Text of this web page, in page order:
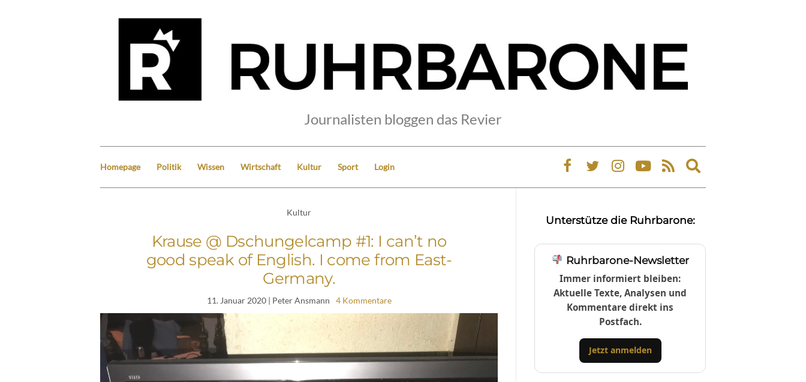
Journalisten bloggen das Revier
Homepage Politik Wissen Wirtschaft Kultur Sport Login
Expand
search
Kultur
Krause @ Dschungelcamp #1: I can’t no
good speak of English. I come from East-
Germany.
11. Januar 2020| Peter Ansmann 4 Kommentare
Unterstütze die Ruhrbarone:
Ruhrbarone-Newsletter
Immer informiert bleiben:
Aktuelle Texte, Analysen und
Kommentare direkt ins
Postfach.
Jetzt anmelden